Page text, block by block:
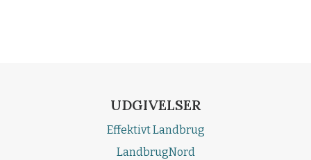
UDGIVELSER
Effektivt Landbrug
LandbrugNord